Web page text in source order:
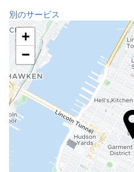
飲食
アラカルトレストラン
バー
施設内のカフェ
レセプションサービス
24時間対応フロント
荷物預かり
別のサービス
+
−